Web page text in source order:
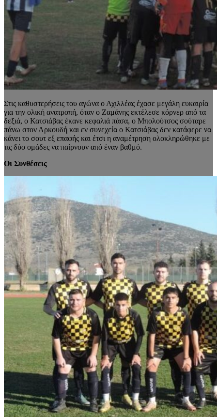
Στις καθυστερήσεις του αγώνα ο Αχιλλέας έχασε μεγάλη ευκαιρία
για την ολική ανατροπή, όταν ο Ζαμάνης εκτέλεσε κόρνερ από τα
δεξιά, ο Κατσιάβας έκανε κεφαλιά πάσα, ο Μπολούτσος σούταρε
πάνω στον Αρκουδή και εν συνεχεία ο Κατσιάβας δεν κατάφερε να
κάνει το σουτ εξ επαφής και έτσι η αναμέτρηση ολοκληρώθηκε με
τις δύο ομάδες να παίρνουν από έναν βαθμό.
Οι Συνθέσεις